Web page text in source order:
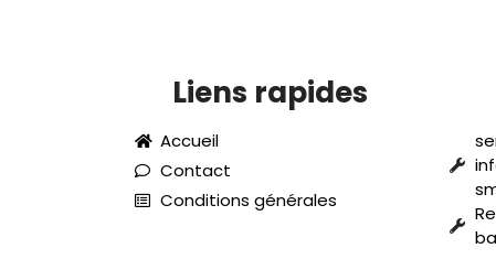
Liens rapides
Accueil
Contact
Conditions générales